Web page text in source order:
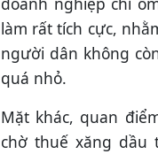
làm rất tích cực,
người dân không
quá nhỏ.
Mặt khác, quan
chờ thuế xăng dầu